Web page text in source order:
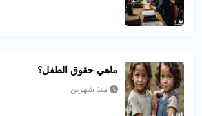
ماهي حقوق الطفل؟
منذ شهرين